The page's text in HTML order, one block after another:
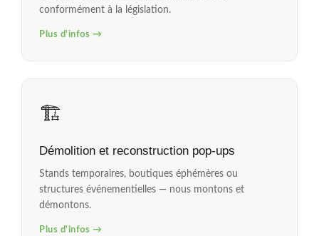
conformément à la législation.
Plus d'infos →
🏗️
Démolition et reconstruction pop-ups
Stands temporaires, boutiques éphémères ou
structures événementielles — nous montons et
démontons.
Plus d'infos →